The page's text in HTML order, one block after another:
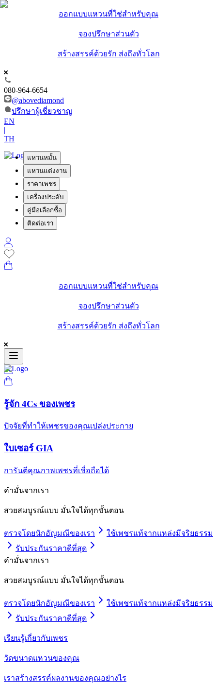
ออกแบบแหวนที่ใช่สำหรับคุณ
จองปรึกษาส่วนตัว
สร้างสรรค์ด้วยรัก ส่งถึงทั่วโลก
080-964-6654
@abovediamond
ปรึกษาผู้เชี่ยวชาญ
EN
|
TH
แหวนหมั้น
แหวนแต่งงาน
ราคาเพชร
เครื่องประดับ
คู่มือเลือกซื้อ
ติดต่อเรา
ออกแบบแหวนที่ใช่สำหรับคุณ
จองปรึกษาส่วนตัว
สร้างสรรค์ด้วยรัก ส่งถึงทั่วโลก
รู้จัก 4Cs ของเพชร
ปัจจัยที่ทำให้เพชรของคุณเปล่งประกาย
ใบเซอร์ GIA
การันตีคุณภาพเพชรที่เชื่อถือได้
คำมั่นจากเรา
สวยสมบูรณ์แบบ มั่นใจได้ทุกขั้นตอน
ตรวจโดยนักอัญมณีของเรา
ใช้เพชรแท้จากแหล่งมีจริยธรรม
รับประกันราคาดีที่สุด
คำมั่นจากเรา
สวยสมบูรณ์แบบ มั่นใจได้ทุกขั้นตอน
ตรวจโดยนักอัญมณีของเรา
ใช้เพชรแท้จากแหล่งมีจริยธรรม
รับประกันราคาดีที่สุด
เรียนรู้เกี่ยวกับเพชร
วัดขนาดแหวนของคุณ
เราสร้างสรรค์ผลงานของคุณอย่างไร